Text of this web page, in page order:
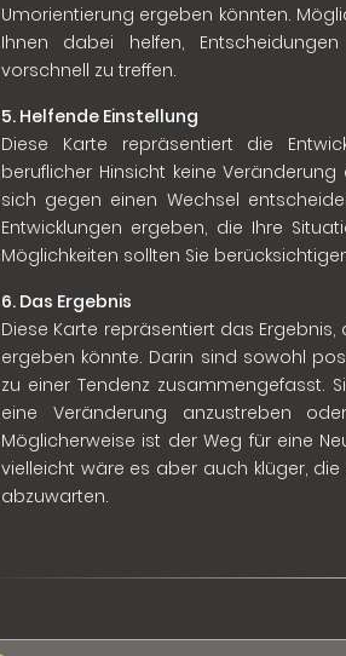
Umorientierung ergeben könnten.
Ihnen dabei helfen,
vorschnell zu treffen.
5. Helfende Einstellung
Diese Karte repräsentiert die
beruflicher Hinsicht keine
sich gegen einen Wechsel
Entwicklungen ergeben, die Ihre
Möglichkeiten sollten Sie
6. Das Ergebnis
Diese Karte repräsentiert das
ergeben könnte. Darin sind sowohl
zu einer Tendenz zusammengefasst.
eine Veränderung anzustreben
Möglicherweise ist der Weg für eine
vielleicht wäre es aber auch klüger,
abzuwarten.